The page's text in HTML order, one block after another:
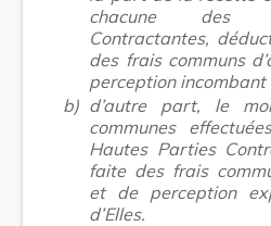
chacune des
Contractantes,
des frais communs
perception incombant
b) d’autre part, le
communes
Hautes Parties
faite des frais
et de perception
d’Elles.